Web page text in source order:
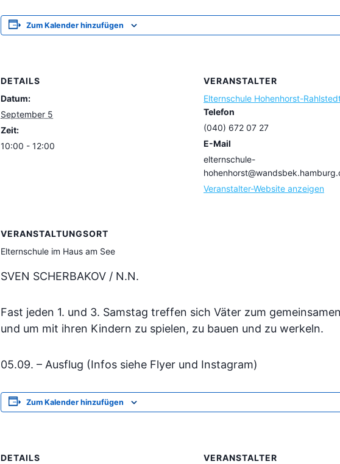
Zum Kalender hinzufügen
DETAILS
Datum:
September 5
Zeit:
10:00 - 12:00
VERANSTALTER
Elternschule Hohenhorst-
Telefon
(040) 672 07 27
E-Mail
elternschule-
Veranstalter-Website anzeigen
VERANSTALTUNGSORT
Elternschule im Haus am See
SVEN SCHERBAKOV / N.N.
Fast jeden 1. und 3. Samstag treffen sich Väter zum
und um mit ihren Kindern zu spielen, zu bauen und zu werkeln.
05.09. – Ausflug (Infos siehe Flyer und Instagram)
Zum Kalender hinzufügen
DETAILS
VERANSTALTER